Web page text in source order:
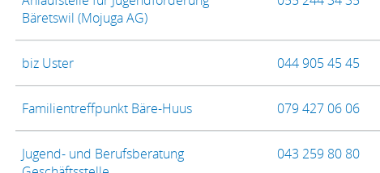
Bäretswil (Mojuga AG)
biz Uster 044 905 45 45
Familientreffpunkt Bäre-Huus 079 427 06 06
Jugend- und Berufsberatung
043 259 80 80